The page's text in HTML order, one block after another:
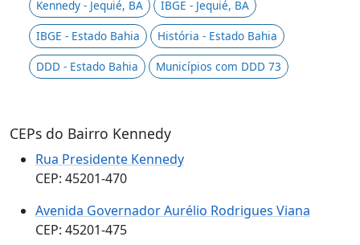
Kennedy - Jequié, BA
IBGE - Jequié, BA
IBGE - Estado Bahia
História - Estado Bahia
DDD - Estado Bahia
Municípios com DDD 73
CEPs do Bairro Kennedy
Rua Presidente Kennedy
CEP: 45201-470
Avenida Governador Aurélio Rodrigues Viana
CEP: 45201-475